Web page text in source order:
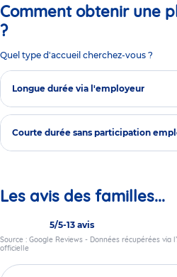
Comment obtenir une
?
Quel type d'accueil cherchez-vous ?
Longue durée via l'employeur
Courte durée sans participation
Les avis des familles...
5/5-13 avis
Source : Google Reviews - Données récupérées via
officielle